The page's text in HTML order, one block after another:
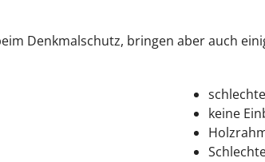
Denkmalschutz, bringen aber auch
keine